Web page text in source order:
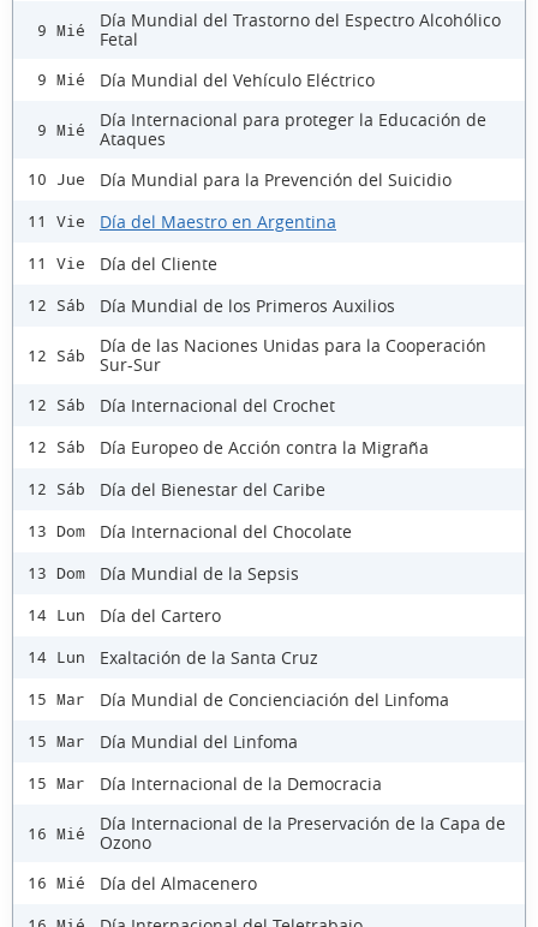
9 Mié
Día Mundial del Trastorno del Espectro Alcohólico
Fetal
9 Mié Día Mundial del Vehículo Eléctrico
9 Mié
Día Internacional para proteger la Educación de
Ataques
10 Jue Día Mundial para la Prevención del Suicidio
11 Vie Día del Maestro en Argentina
11 Vie Día del Cliente
12 Sáb Día Mundial de los Primeros Auxilios
12 Sáb
Día de las Naciones Unidas para la Cooperación
Sur-Sur
12 Sáb Día Internacional del Crochet
12 Sáb Día Europeo de Acción contra la Migraña
12 Sáb Día del Bienestar del Caribe
13 Dom Día Internacional del Chocolate
13 Dom Día Mundial de la Sepsis
14 Lun Día del Cartero
14 Lun Exaltación de la Santa Cruz
15 Mar Día Mundial de Concienciación del Linfoma
15 Mar Día Mundial del Linfoma
15 Mar Día Internacional de la Democracia
16 Mié
Día Internacional de la Preservación de la Capa de
Ozono
16 Mié Día del Almacenero